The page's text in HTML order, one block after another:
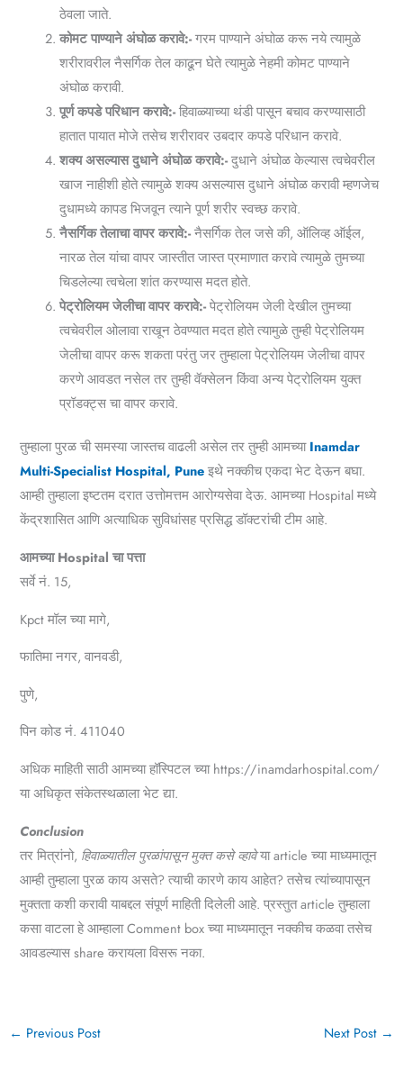
ठेवला जाते.
कोमट पाण्याने अंघोळ करावे:-गरम पाण्याने अंघोळ करू नये त्यामुळे
शरीरावरील नैसर्गिक तेल काढून घेते त्यामुळे नेहमी कोमट पाण्याने
अंघोळ करावी.
पूर्ण कपडे परिधान करावे:-हिवाळ्याच्या थंडी पासून बचाव करण्यासाठी
हातात पायात मोजे तसेच शरीरावर उबदार कपडे परिधान करावे.
शक्य असल्यास दुधाने अंघोळ करावे:-दुधाने अंघोळ केल्यास त्वचेवरील
खाज नाहीशी होते त्यामुळे शक्य असल्यास दुधाने अंघोळ करावी म्हणजेच
दुधामध्ये कापड भिजवून त्याने पूर्ण शरीर स्वच्छ करावे.
नैसर्गिक तेलाचा वापर करावे:-नैसर्गिक तेल जसे की, ऑलिव्ह ऑईल,
नारळ तेल यांचा वापर जास्तीत जास्त प्रमाणात करावे त्यामुळे तुमच्या
चिडलेल्या त्वचेला शांत करण्यास मदत होते.
पेट्रोलियम जेलीचा वापर करावे:-पेट्रोलियम जेली देखील तुमच्या
त्वचेवरील ओलावा राखून ठेवण्यात मदत होते त्यामुळे तुम्ही पेट्रोलियम
जेलीचा वापर करू शकता परंतु जर तुम्हाला पेट्रोलियम जेलीचा वापर
करणे आवडत नसेल तर तुम्ही वॅक्सेलन किंवा अन्य पेट्रोलियम युक्त
प्रॉडक्ट्स चा वापर करावे.
तुम्हाला पुरळ ची समस्या जास्तच वाढली असेल तर तुम्ही आमच्याInamdar
Multi-Specialist Hospital, Pune इथे नक्कीच एकदा भेट देऊन बघा.
आम्ही तुम्हाला इष्टतम दरात उत्तोमत्तम आरोग्यसेवा देऊ. आमच्या Hospital मध्ये
केंद्रशासित आणि अत्याधिक सुविधांसह प्रसिद्ध डॉक्टरांची टीम आहे.
आमच्या Hospital चा पत्ता
सर्वे नं. 15,
Kpct मॉल च्या मागे,
फातिमा नगर, वानवडी,
पुणे,
पिन कोड नं. 411040
अधिक माहिती साठी आमच्या हॉस्पिटल च्या https://inamdarhospital.com/
या अधिकृत संकेतस्थळाला भेट द्या.
Conclusion
तर मित्रांनो, हिवाळ्यातील पुरळांपासून मुक्त कसे व्हावेया article च्या माध्यमातून
आम्ही तुम्हाला पुरळ काय असते? त्याची कारणे काय आहेत? तसेच त्यांच्यापासून
मुक्तता कशी करावी याबद्दल संपूर्ण माहिती दिलेली आहे. प्रस्तुत article तुम्हाला
कसा वाटला हे आम्हाला Comment box च्या माध्यमातून नक्कीच कळवा तसेच
आवडल्यास share करायला विसरू नका.
← Previous Post Next Post →